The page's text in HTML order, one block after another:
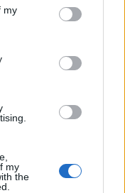
You may click to
third-party tags to
in below Google
my
my
theaz
adatvédelmi